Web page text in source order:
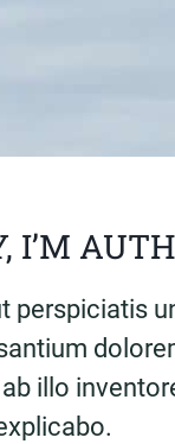
I’M
perspiciatis
illo